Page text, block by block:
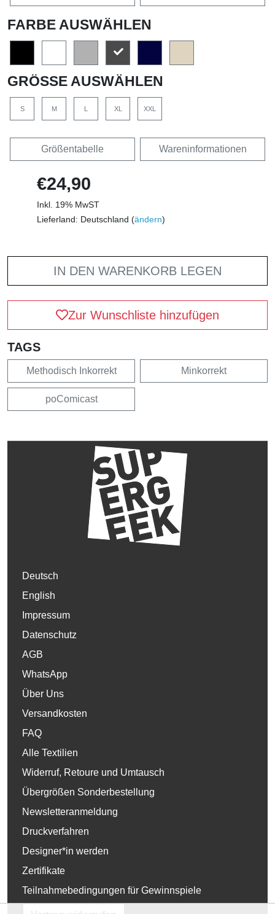
FARBE AUSWÄHLEN
GRÖSSE AUSWÄHLEN
S M L XL XXL
Größentabelle Wareninformationen
€24,90
Inkl. 19% MwST
Lieferland: Deutschland (ändern)
IN DEN WARENKORB LEGEN
Zur Wunschliste hinzufügen
TAGS
Methodisch Inkorrekt Minkorrekt
poComicast
Deutsch
English
Impressum
Datenschutz
AGB
WhatsApp
Über Uns
Versandkosten
FAQ
Alle Textilien
Widerruf, Retoure und Umtausch
Übergrößen Sonderbestellung
Newsletteranmeldung
Druckverfahren
Designer*in werden
Zertifikate
Teilnahmebedingungen für Gewinnspiele